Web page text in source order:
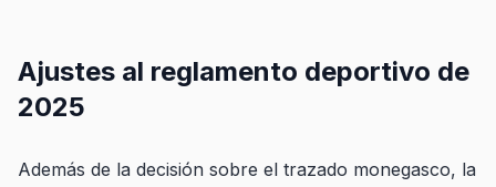
Ajustes al reglamento deportivo de
2025
Además de la decisión sobre el trazado monegasco, la